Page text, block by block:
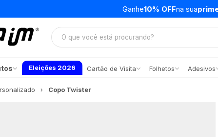
Ganhe10% OFFna sua
Eleições 2026 Cartão de Visita Folhetos Adesivos
Copo Twister